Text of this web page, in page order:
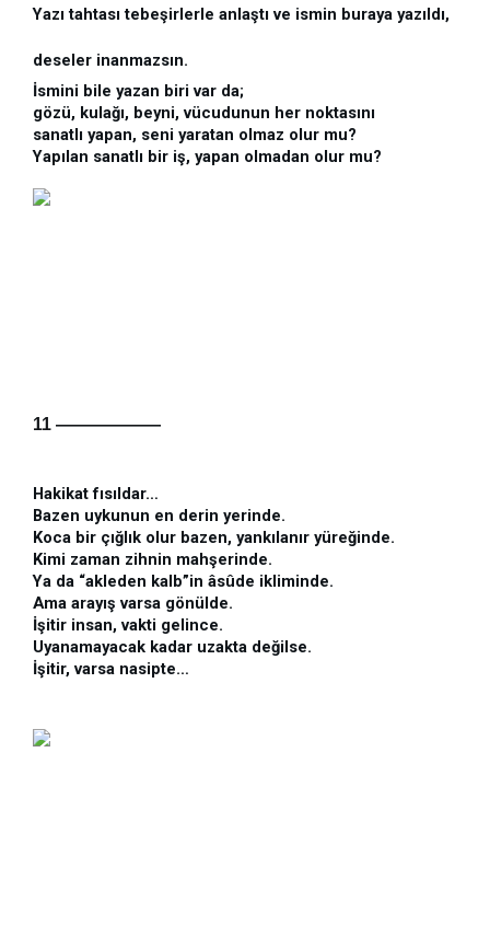
Yazı tahtası tebeşirlerle anlaştı ve ismin buraya yazıldı,
deseler inanmazsın.
İsmini bile yazan biri var da;
gözü, kulağı, beyni, vücudunun her noktasını
sanatlı yapan, seni yaratan olmaz olur mu?
Yapılan sanatlı bir iş, yapan olmadan olur mu?
11 ——————
Hakikat fısıldar…
Bazen uykunun en derin yerinde.
Koca bir çığlık olur bazen, yankılanır yüreğinde.
Kimi zaman zihnin mahşerinde.
Ya da “akleden kalb”in âsûde ikliminde.
Ama arayış varsa gönülde.
İşitir insan, vakti gelince.
Uyanamayacak kadar uzakta değilse.
İşitir, varsa nasipte…